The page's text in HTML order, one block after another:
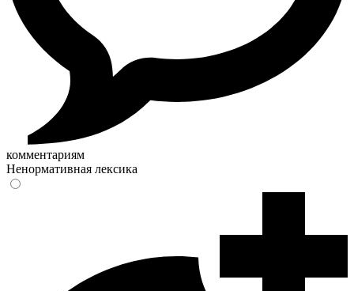
комментариям
Ненормативная лексика